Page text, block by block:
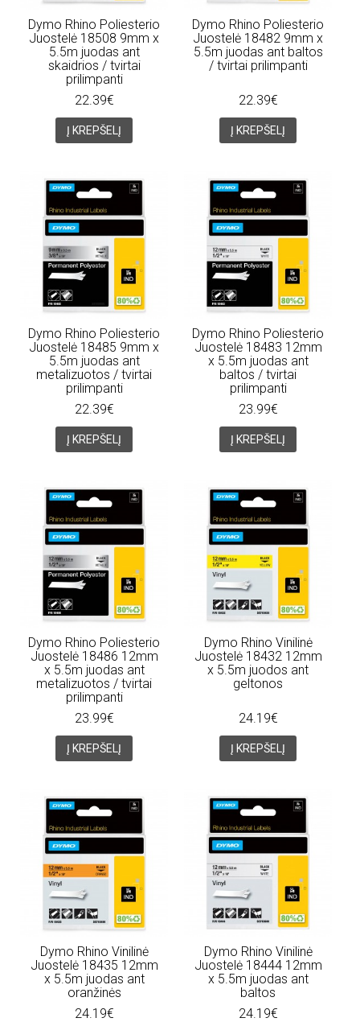
Dymo Rhino Poliesterio
Juostelė 18508 9mm x
5.5m juodas ant
skaidrios / tvirtai
prilimpanti
22.39€
Į KREPŠELĮ
Dymo Rhino Poliesterio
Juostelė 18482 9mm x
5.5m juodas ant baltos
/ tvirtai prilimpanti
22.39€
Į KREPŠELĮ
Dymo Rhino Poliesterio
Juostelė 18485 9mm x
5.5m juodas ant
metalizuotos / tvirtai
prilimpanti
22.39€
Į KREPŠELĮ
Dymo Rhino Poliesterio
Juostelė 18483 12mm
x 5.5m juodas ant
baltos / tvirtai
prilimpanti
23.99€
Į KREPŠELĮ
Dymo Rhino Poliesterio
Juostelė 18486 12mm
x 5.5m juodas ant
metalizuotos / tvirtai
prilimpanti
23.99€
Į KREPŠELĮ
Dymo Rhino Vinilinė
Juostelė 18432 12mm
x 5.5m juodos ant
geltonos
24.19€
Į KREPŠELĮ
Dymo Rhino Vinilinė
Juostelė 18435 12mm
x 5.5m juodas ant
oranžinės
24.19€
Dymo Rhino Vinilinė
Juostelė 18444 12mm
x 5.5m juodas ant
baltos
24.19€